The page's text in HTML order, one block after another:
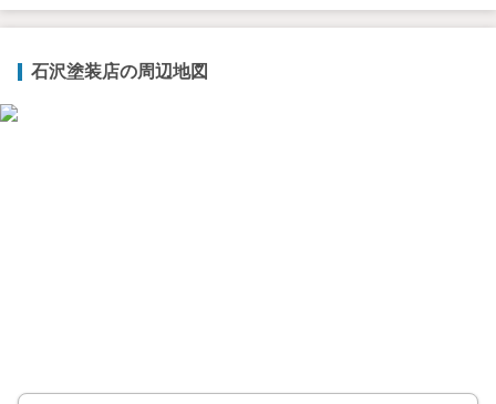
石沢塗装店の周辺地図